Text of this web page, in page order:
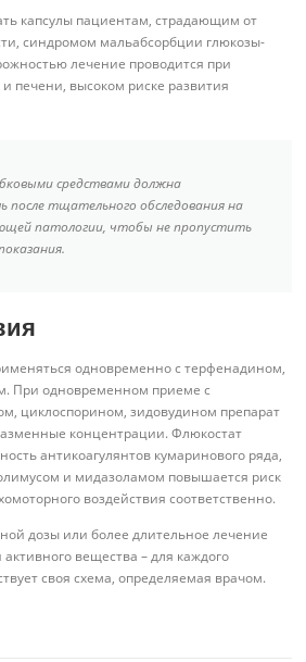
капсулы пациентам, страдающим от
синдромом мальабсорбции глюкозы-
лечение проводится при
печени, высоком риске развития
средствами должна
после тщательного обследования на
патологии, чтобы не пропустить
одновременно с терфенадином,
При одновременном приеме с
циклоспорином, зидовудином препарат
концентрации. Флюкостат
антикоагулянтов кумаринового ряда,
и мидазоламом повышается риск
воздействия соответственно.
дозы или более длительное лечение
вещества – для каждого
своя схема, определяемая врачом.